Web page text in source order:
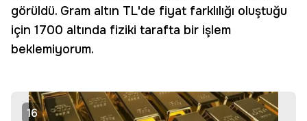
görüldü. Gram altın TL'de fiyat farklılığı oluştuğu
için 1700 altında fiziki tarafta bir işlem
beklemiyorum.
16